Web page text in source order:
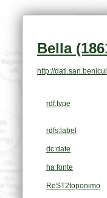
Bella
http://
rdf:type
rdfs:label
dc:date
ha fonte
ReST2toponimo